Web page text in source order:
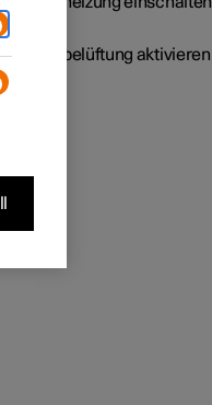
Sitzbelüftung aktivieren